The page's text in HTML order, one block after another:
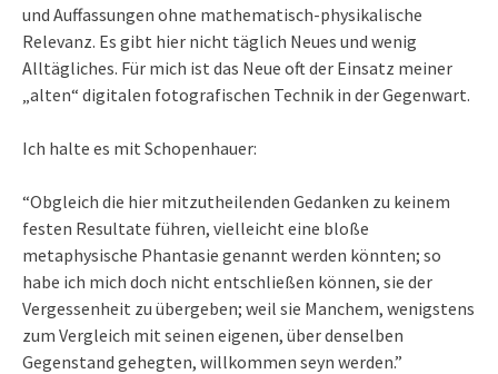
und Auffassungen ohne mathematisch-physikalische
Relevanz. Es gibt hier nicht täglich Neues und wenig
Alltägliches. Für mich ist das Neue oft der Einsatz meiner
„alten“ digitalen fotografischen Technik in der Gegenwart.
Ich halte es mit Schopenhauer:
“Obgleich die hier mitzutheilenden Gedanken zu keinem
festen Resultate führen, vielleicht eine bloße
metaphysische Phantasie genannt werden könnten; so
habe ich mich doch nicht entschließen können, sie der
Vergessenheit zu übergeben; weil sie Manchem, wenigstens
zum Vergleich mit seinen eigenen, über denselben
Gegenstand gehegten, willkommen seyn werden.”